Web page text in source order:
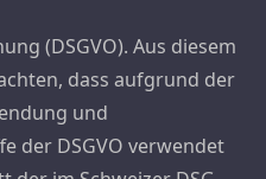
(DSGVO). Aus diesem
dass aufgrund der
und
der DSGVO verwendet